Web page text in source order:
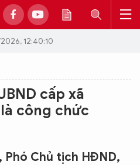
12:40:10
cấp xã
công chức
Phó Chủ tịch HĐND,